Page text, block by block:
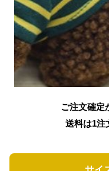
ご注文確定
送料は1注